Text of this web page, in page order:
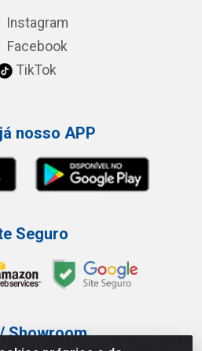
Instagram
Facebook
TikTok
nosso APP
Seguro
Showroom